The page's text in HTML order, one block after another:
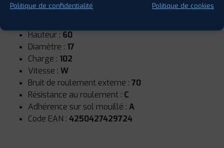
Runflat :Non
Hauteur : 60
Diamètre : 17
Charge : 102
Vitesse : W
Bruit de roulement externe : 70
Résistance au roulement : C
Adhérence sur sol mouillé : A
Code EAN : 4250427429724
Politique de confidentialité Politique de cookies